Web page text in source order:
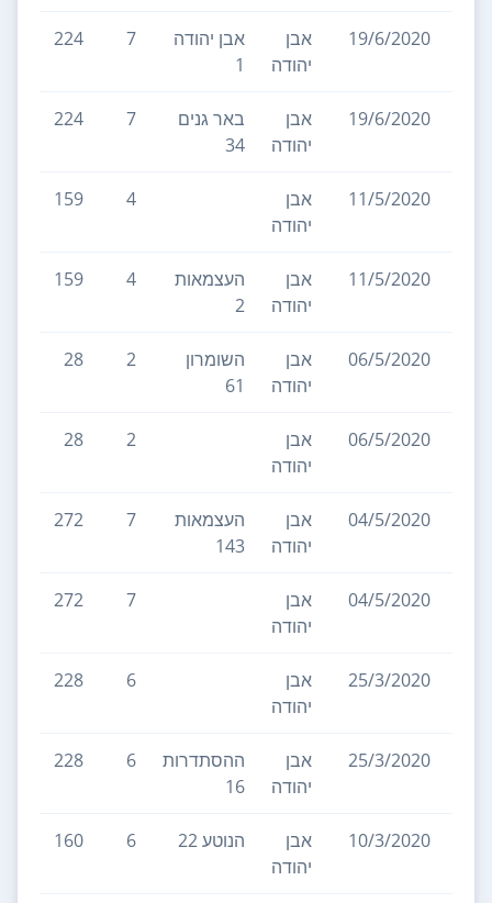
19/6/2020
אבן
יהודה
אבן יהודה
1
7
224
19/6/2020
אבן
יהודה
באר גנים
34
7
224
11/5/2020
אבן
יהודה
4
159
11/5/2020
אבן
יהודה
העצמאות
2
4
159
06/5/2020
אבן
יהודה
השומרון
61
2
28
06/5/2020
אבן
יהודה
2
28
04/5/2020
אבן
יהודה
העצמאות
143
7
272
04/5/2020
אבן
יהודה
7
272
25/3/2020
אבן
יהודה
6
228
25/3/2020
אבן
יהודה
ההסתדרות
16
6
228
10/3/2020
אבן
יהודה
הנוטע 22 6
160